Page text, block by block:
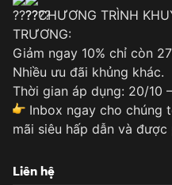
CHƯƠNG TRÌNH
TRƯƠNG:
Giảm ngay 10% chỉ còn
Nhiều ưu đãi khủng khác.
Thời gian áp dụng: 20/10
Inbox ngay cho chúng
mãi siêu hấp dẫn và
Liên hệ